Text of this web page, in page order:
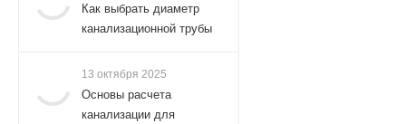
Как выбрать диаметр
канализационной трубы
13 октября 2025
Основы расчета
канализации для